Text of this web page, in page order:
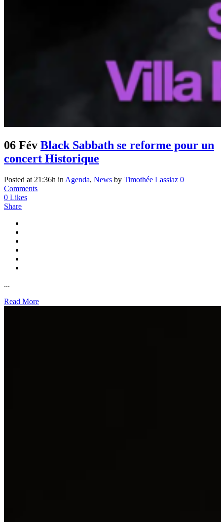
06 Fév Black Sabbath se reforme pour un
concert Historique
Posted at 21:36h in Agenda, News by Timothée Lassiaz 0
Comments
0 Likes
Share
...
Read More